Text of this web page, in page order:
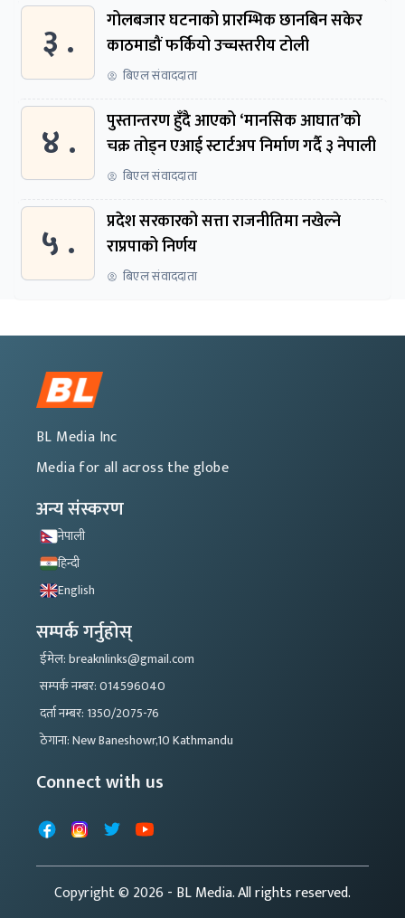
३ .
गोलबजार घटनाको प्रारम्भिक छानबिन सकेर
काठमाडौं फर्कियो उच्चस्तरीय टोली
बिएल संवाददाता
४ .
पुस्तान्तरण हुँदै आएको ‘मानसिक आघात’को
चक्र तोड्न एआई स्टार्टअप निर्माण गर्दै ३ नेपाली
बिएल संवाददाता
५ .
प्रदेश सरकारको सत्ता राजनीतिमा नखेल्ने
राप्रपाको निर्णय
बिएल संवाददाता
BL Media Inc
Media for all across the globe
अन्य संस्करण
नेपाली
हिन्दी
English
सम्पर्क गर्नुहोस्
ईमेल: breaknlinks@gmail.com
सम्पर्क नम्बर: 014596040
दर्ता नम्बर: 1350/2075-76
ठेगाना: New Baneshowr,10 Kathmandu
Connect with us
FacebookInstagram
X YouTube
Copyright © 2026- BL Media. All rights reserved.